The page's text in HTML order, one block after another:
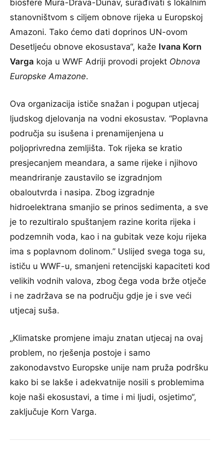
biosfere Mura-Drava-Dunav, surađivati s lokalnim
stanovništvom s ciljem obnove rijeka u Europskoj
Amazoni. Tako ćemo dati doprinos UN-ovom
Desetljeću obnove ekosustava“, kaže Ivana Korn
Varga koja u WWF Adriji provodi projekt Obnova
Europske Amazone.
Ova organizacija ističe snažan i pogupan utjecaj
ljudskog djelovanja na vodni ekosustav. “Poplavna
područja su isušena i prenamijenjena u
poljoprivredna zemljišta. Tok rijeka se kratio
presjecanjem meandara, a same rijeke i njihovo
meandriranje zaustavilo se izgradnjom
obaloutvrda i nasipa. Zbog izgradnje
hidroelektrana smanjio se prinos sedimenta, a sve
je to rezultiralo spuštanjem razine korita rijeka i
podzemnih voda, kao i na gubitak veze koju rijeka
ima s poplavnom dolinom.” Uslijed svega toga su,
ističu u WWF-u, smanjeni retencijski kapaciteti kod
velikih vodnih valova, zbog čega voda brže otječe
i ne zadržava se na području gdje je i sve veći
utjecaj suša.
„Klimatske promjene imaju znatan utjecaj na ovaj
problem, no rješenja postoje i samo
zakonodavstvo Europske unije nam pruža podršku
kako bi se lakše i adekvatnije nosili s problemima
koje naši ekosustavi, a time i mi ljudi, osjetimo“,
zaključuje Korn Varga.